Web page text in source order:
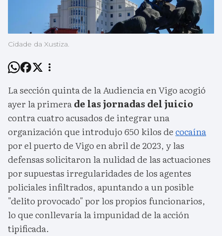
Cidade da Xustiza.
La sección quinta de la Audiencia en Vigo acogió
ayer la primerade las jornadas del juicio
contra cuatro acusados de integrar una
organización que introdujo 650 kilos decocaína
por el puerto de Vigo en abril de 2023, y las
defensas solicitaron la nulidad de las actuaciones
por supuestas irregularidades de los agentes
policiales infiltrados, apuntando a un posible
"delito provocado" por los propios funcionarios,
lo que conllevaría la impunidad de la acción
tipificada.